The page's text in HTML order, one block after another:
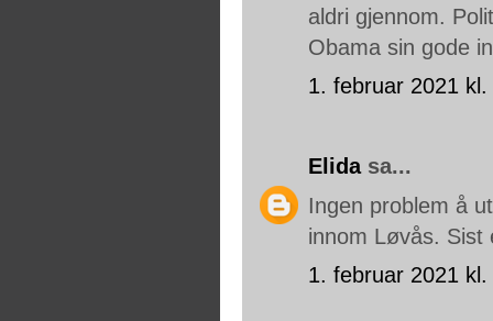
aldri gjennom.
Obama sin gode
1. februar 2021 kl.
Elidasa...
Ingen problem å
innom Løvås. Sist
1. februar 2021 kl.